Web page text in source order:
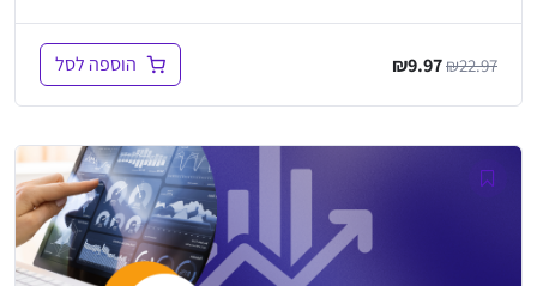
₪22.97
המחיר
₪22.97.
₪9.97
₪9.97.
הוספה לסל